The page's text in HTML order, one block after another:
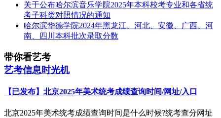
关于公布哈尔滨音乐学院2025年本科校考专业和各省统
考子科类对照情况的通知
哈尔滨华德学院2024年黑龙江、河北、安徽、广西、河
南、四川本科批次录取分数
带你看艺考
艺考信息时光机
【已发布】北京2025年美术统考成绩查询时间/网址/入口
北京2025年美术统考成绩查询时间是什么时候?统考查分网址